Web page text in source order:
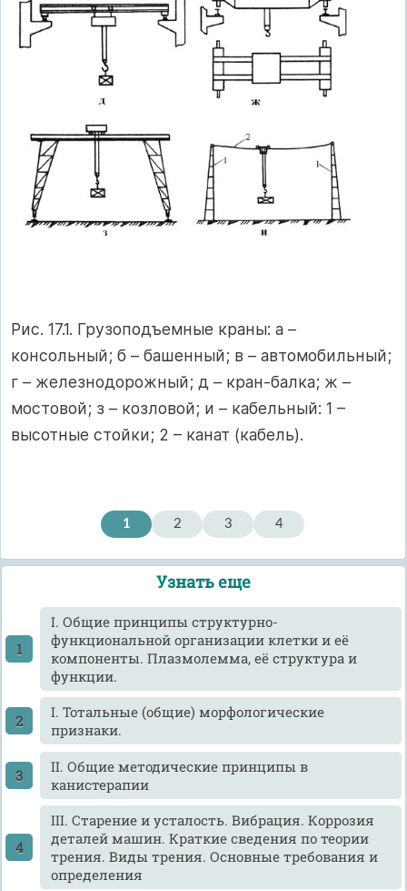
Рис. 17.1. Грузоподъемные краны: а –
консольный; б – башенный; в – автомобильный;
г – железнодорожный; д – кран-балка; ж –
мостовой; з – козловой; и – кабельный: 1 –
высотные стойки; 2 – канат (кабель).
1 2 3 4
Узнать еще
I. Общие принципы структурно-
функциональной организации клетки и её
компоненты. Плазмолемма, её структура и
функции.
I. Тотальные (общие) морфологические
признаки.
II. Общие методические принципы в
канистерапии
III. Старение и усталость. Вибрация. Коррозия
деталей машин. Краткие сведения по теории
трения. Виды трения. Основные требования и
определения